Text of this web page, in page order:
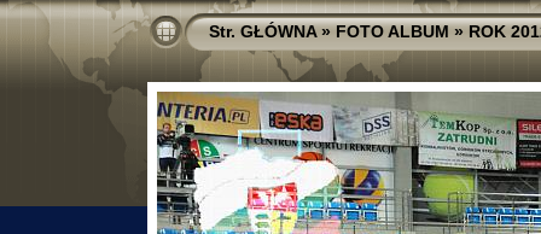
Str. GŁÓWNA»FOTO ALBUM»ROK